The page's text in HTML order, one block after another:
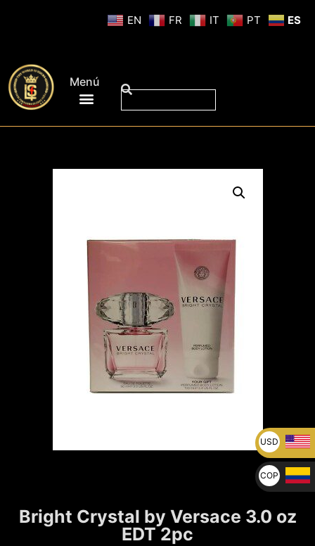
Menú
Bright Crystal by Versace 3.0 oz
EDT 2pc
EN FR IT PT ES
USD
U$
COP
$